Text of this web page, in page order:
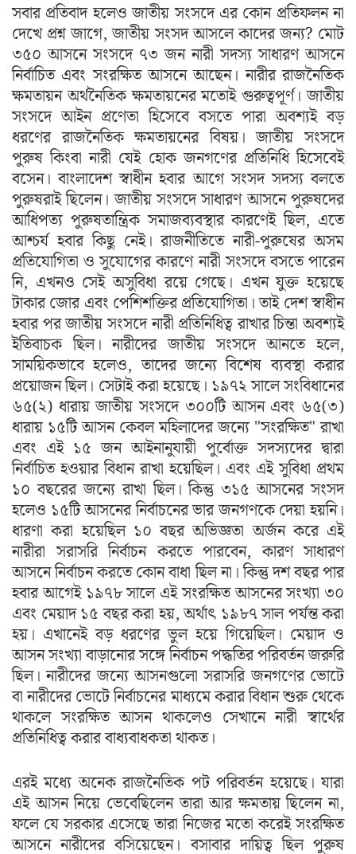
সবার প্রতিবাদ হলেও জাতীয় সংসদে এর কোন প্রতিফলন না
দেখে প্রশ্ন জাগে, জাতীয় সংসদ আসলে কাদের জন্য? মোট
৩৫০ আসনে সংসদে ৭৩ জন নারী সদস্য সাধারণ আসনে
নির্বাচিত এবং সংরক্ষিত আসনে আছেন। নারীর রাজনৈতিক
ক্ষমতায়ন অর্থনৈতিক ক্ষমতায়নের মতোই গুরুত্বপূর্ণ। জাতীয়
সংসদে আইন প্রণেতা হিসেবে বসতে পারা অবশ্যই বড়
ধরণের রাজনৈতিক ক্ষমতায়নের বিষয়। জাতীয় সংসদে
পুরুষ কিংবা নারী যেই হোক জনগণের প্রতিনিধি হিসেবেই
বসেন। বাংলাদেশ স্বাধীন হবার আগে সংসদ সদস্য বলতে
পুরুষরাই ছিলেন। জাতীয় সংসদে সাধারণ আসনে পুরুষদের
আধিপত্য পুরুষতান্ত্রিক সমাজব্যবস্থার কারণেই ছিল, এতে
আশ্চর্য হবার কিছু নেই। রাজনীতিতে নারী-পুরুষের অসম
প্রতিযোগিতা ও সুযোগের কারণে নারী সংসদে বসতে পারেন
নি, এখনও সেই অসুবিধা রয়ে গেছে। এখন যুক্ত হয়েছে
টাকার জোর এবং পেশিশক্তির প্রতিযোগিতা। তাই দেশ স্বাধীন
হবার পর জাতীয় সংসদে নারী প্রতিনিধিত্ব রাখার চিন্তা অবশ্যই
ইতিবাচক ছিল। নারীদের জাতীয় সংসদে আনতে হলে,
সাময়িকভাবে হলেও, তাদের জন্যে বিশেষ ব্যবস্থা করার
প্রয়োজন ছিল। সেটাই করা হয়েছে। ১৯৭২ সালে সংবিধানের
৬৫(২) ধারায় জাতীয় সংসদে ৩০০টি আসন এবং ৬৫(৩)
ধারায় ১৫টি আসন কেবল মহিলাদের জন্যে "সংরক্ষিত" রাখা
এবং এই ১৫ জন আইনানুযায়ী পুর্বোক্ত সদস্যদের দ্বারা
নির্বাচিত হওয়ার বিধান রাখা হয়েছিল। এবং এই সুবিধা প্রথম
১০ বছরের জন্যে রাখা ছিল। কিন্তু ৩১৫ আসনের সংসদ
হলেও ১৫টি আসনের নির্বাচনের ভার জনগণকে দেয়া হয়নি।
ধারণা করা হয়েছিল ১০ বছর অভিজ্ঞতা অর্জন করে এই
নারীরা সরাসরি নির্বাচন করতে পারবেন, কারণ সাধারণ
আসনে নির্বাচন করতে কোন বাধা ছিল না। কিন্তু দশ বছর পার
হবার আগেই ১৯৭৮ সালে এই সংরক্ষিত আসনের সংখ্যা ৩০
এবং মেয়াদ ১৫ বছর করা হয়, অর্থাৎ ১৯৮৭ সাল পর্যন্ত করা
হয়। এখানেই বড় ধরণের ভুল হয়ে গিয়েছিল। মেয়াদ ও
আসন সংখ্যা বাড়ানোর সঙ্গে নির্বাচন পদ্ধতির পরিবর্তন জরুরি
ছিল। নারীদের জন্যে আসনগুলো সরাসরি জনগণের ভোটে
বা নারীদের ভোটে নির্বাচনের মাধ্যমে করার বিধান শুরু থেকে
থাকলে সংরক্ষিত আসন থাকলেও সেখানে নারী স্বার্থের
প্রতিনিধিত্ব করার বাধ্যবাধকতা থাকত।
এরই মধ্যে অনেক রাজনৈতিক পট পরিবর্তন হয়েছে। যারা
এই আসন নিয়ে ভেবেছিলেন তারা আর ক্ষমতায় ছিলেন না,
ফলে যে সরকার এসেছে তারা নিজের মতো করেই সংরক্ষিত
আসনে নারীদের বসিয়েছেন। বসাবার দায়িত্ব ছিল পুরুষ